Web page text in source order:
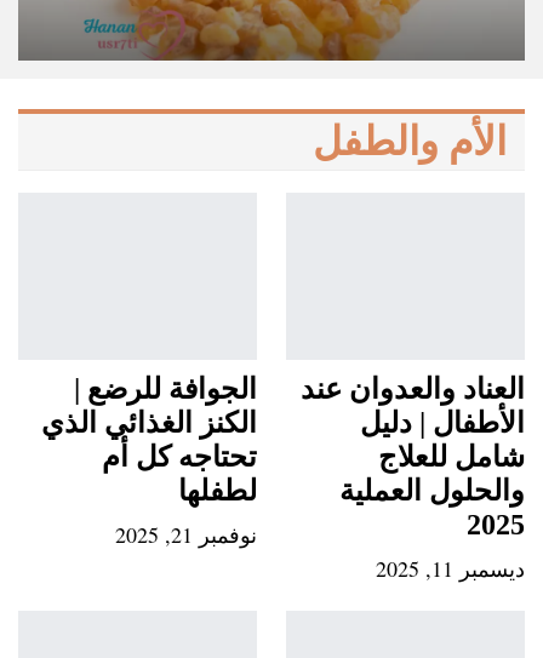
يناير 27, 2026
الأم والطفل
العناد والعدوان عند
الأطفال | دليل
شامل للعلاج
والحلول العملية
2025
ديسمبر 11, 2025
الجوافة للرضع |
الكنز الغذائي الذي
تحتاجه كل أم
لطفلها
نوفمبر 21, 2025